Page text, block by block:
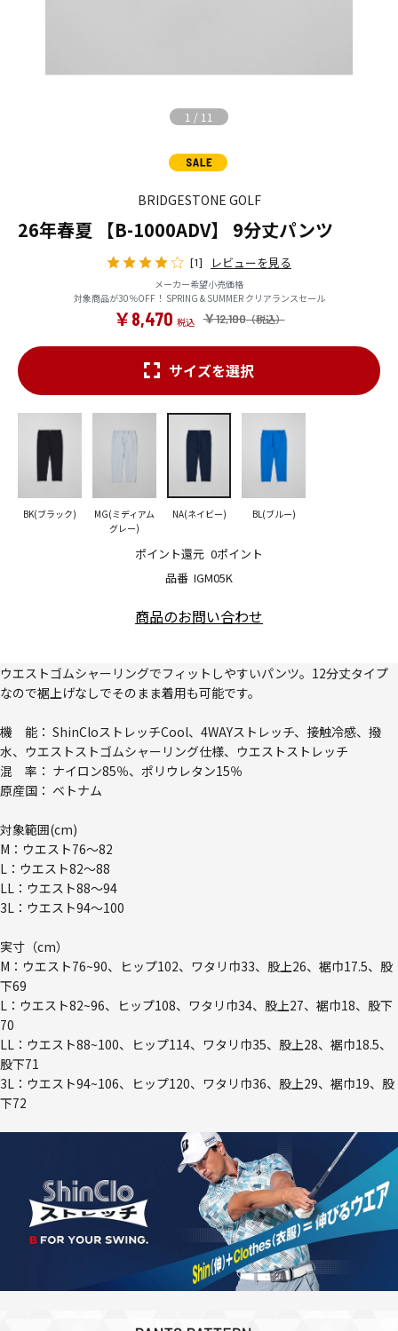
1 / 11
BRIDGESTONE GOLF
26年春夏 【B-1000ADV】 9分丈パンツ
[1] レビューを見る
メーカー希望小売価格
対象商品が30％OFF！ SPRING & SUMMER クリアランスセール
￥12,100
￥8,470
品番 IGM05K
ポイント還元 0ポイント
サイズを選択
BK(ブラック)
MG(ミディアム
グレー)
NA(ネイビー) BL(ブルー)
商品のお問い合わせ
ウエストゴムシャーリングでフィットしやすいパンツ。12分丈タイプ
なので裾上げなしでそのまま着用も可能です。
機 能： ShinCloストレッチCool、4WAYストレッチ、接触冷感、撥
水、ウエストストゴムシャーリング仕様、ウエストストレッチ
混 率： ナイロン85％、ポリウレタン15％
原産国： ベトナム
対象範囲(cm)
M：ウエスト76～82
L：ウエスト82～88
LL：ウエスト88～94
3L：ウエスト94～100
実寸（cm）
M：ウエスト76~90、ヒップ102、ワタリ巾33、股上26、裾巾17.5、股
下69
L：ウエスト82~96、ヒップ108、ワタリ巾34、股上27、裾巾18、股下
70
LL：ウエスト88~100、ヒップ114、ワタリ巾35、股上28、裾巾18.5、
股下71
3L：ウエスト94~106、ヒップ120、ワタリ巾36、股上29、裾巾19、股
下72